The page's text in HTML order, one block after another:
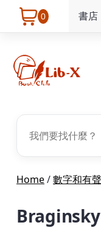
0 書店
Home/數字和有